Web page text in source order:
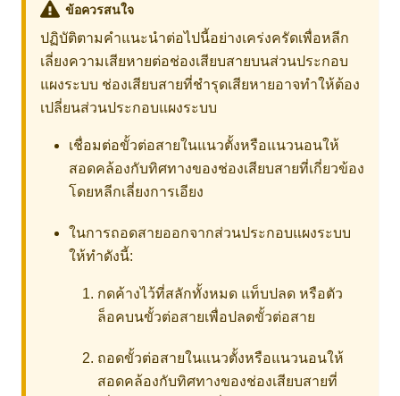
ข้อควรสนใจ
ปฏิบัติตามคำแนะนำต่อไปนี้อย่างเคร่งครัดเพื่อหลีก
เลี่ยงความเสียหายต่อช่องเสียบสายบนส่วนประกอบ
แผงระบบ ช่องเสียบสายที่ชำรุดเสียหายอาจทำให้ต้อง
เปลี่ยนส่วนประกอบแผงระบบ
เชื่อมต่อขั้วต่อสายในแนวตั้งหรือแนวนอนให้
สอดคล้องกับทิศทางของช่องเสียบสายที่เกี่ยวข้อง
โดยหลีกเลี่ยงการเอียง
ในการถอดสายออกจากส่วนประกอบแผงระบบ
ให้ทำดังนี้:
กดค้างไว้ที่สลักทั้งหมด แท็บปลด หรือตัว
ล็อคบนขั้วต่อสายเพื่อปลดขั้วต่อสาย
ถอดขั้วต่อสายในแนวตั้งหรือแนวนอนให้
สอดคล้องกับทิศทางของช่องเสียบสายที่